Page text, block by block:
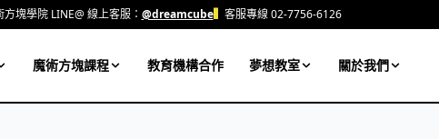
塊學院 LINE@ 線上客服： @dreamcube▍ 客服專線 02-7756-6126
魔術方塊課程 教育機構合作 夢想教室 關於我們